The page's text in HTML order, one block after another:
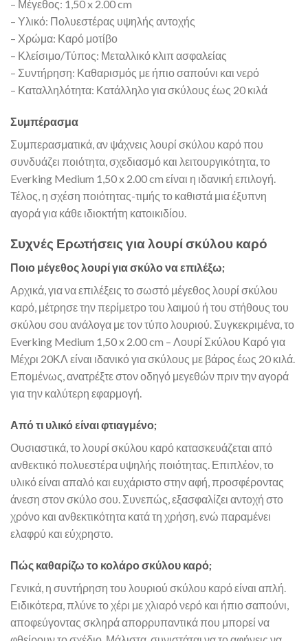
– Μέγεθος: 1,50 x 2.00 cm
– Υλικό: Πολυεστέρας υψηλής αντοχής
– Χρώμα: Καρό μοτίβο
– Κλείσιμο/Τύπος: Μεταλλικό κλιπ ασφαλείας
– Συντήρηση: Καθαρισμός με ήπιο σαπούνι και νερό
– Καταλληλότητα: Κατάλληλο για σκύλους έως 20 κιλά
Συμπέρασμα
Συμπερασματικά, αν ψάχνεις λουρί σκύλου καρό που
συνδυάζει ποιότητα, σχεδιασμό και λειτουργικότητα, το
Everking Medium 1,50 x 2.00 cm είναι η ιδανική επιλογή.
Τέλος, η σχέση ποιότητας-τιμής το καθιστά μια έξυπνη
αγορά για κάθε ιδιοκτήτη κατοικιδίου.
Συχνές Ερωτήσεις για λουρί σκύλου καρό
Ποιο μέγεθος λουρί για σκύλο να επιλέξω;
Αρχικά, για να επιλέξεις το σωστό μέγεθος λουρί σκύλου
καρό, μέτρησε την περίμετρο του λαιμού ή του στήθους του
σκύλου σου ανάλογα με τον τύπο λουριού. Συγκεκριμένα, το
Everking Medium 1,50 x 2.00 cm – Λουρί Σκύλου Καρό για
Μέχρι 20ΚΛ είναι ιδανικό για σκύλους με βάρος έως 20 κιλά.
Επομένως, ανατρέξτε στον οδηγό μεγεθών πριν την αγορά
για την καλύτερη εφαρμογή.
Από τι υλικό είναι φτιαγμένο;
Ουσιαστικά, το λουρί σκύλου καρό κατασκευάζεται από
ανθεκτικό πολυεστέρα υψηλής ποιότητας. Επιπλέον, το
υλικό είναι απαλό και ευχάριστο στην αφή, προσφέροντας
άνεση στον σκύλο σου. Συνεπώς, εξασφαλίζει αντοχή στο
χρόνο και ανθεκτικότητα κατά τη χρήση, ενώ παραμένει
ελαφρύ και εύχρηστο.
Πώς καθαρίζω το κολάρο σκύλου καρό;
Γενικά, η συντήρηση του λουριού σκύλου καρό είναι απλή.
Ειδικότερα, πλύνε το χέρι με χλιαρό νερό και ήπιο σαπούνι,
αποφεύγοντας σκληρά απορρυπαντικά που μπορεί να